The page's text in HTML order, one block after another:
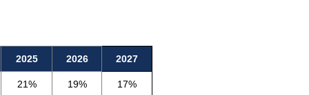
2025 2026 2027
21% 19% 17%